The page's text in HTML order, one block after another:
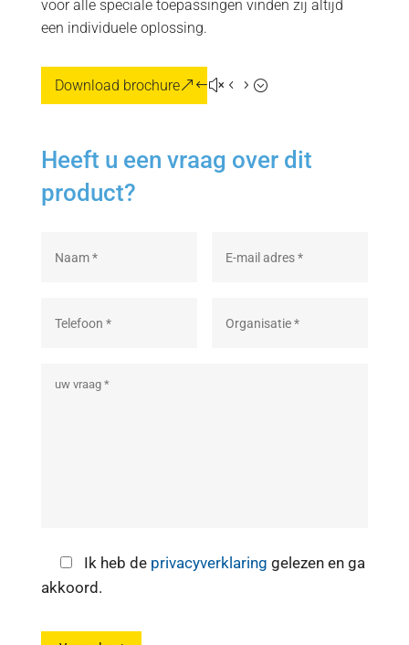
voor alle speciale toepassingen vinden zij altijd
een individuele oplossing.
Download brochure
Heeft u een vraag over dit
product?
Ik heb de privacyverklaring gelezen en ga
akkoord.